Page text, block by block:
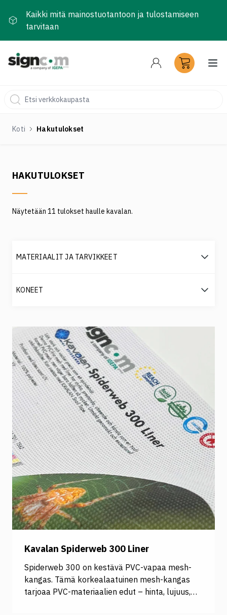
Kaikki mitä mainostuotantoon ja tulostamiseen
tarvitaan
Koti Hakutulokset
HAKUTULOKSET
Näytetään 11 tulokset haulle kavalan.
MATERIAALIT JA TARVIKKEET
KONEET
Kavalan Spiderweb 300 Liner
Spiderweb 300 on kestävä PVC-vapaa mesh-
kangas. Tämä korkealaatuinen mesh-kangas
tarjoaa PVC-materiaalien edut – hinta, lujuus,